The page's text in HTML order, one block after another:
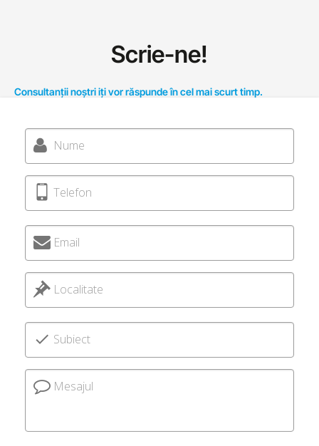
Scrie-ne!
Consultanții noștri iți vor răspunde în cel mai scurt timp.
Nume
Telefon
Email
Localitate
Subiect
Mesajul